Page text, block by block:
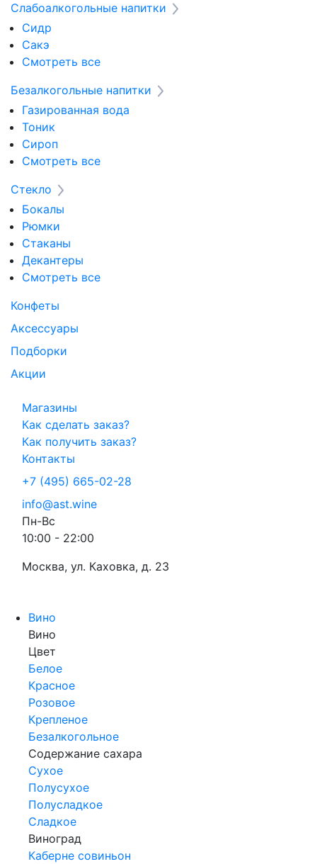
Слабоалкогольные напитки
Сидр
Сакэ
Смотреть все
Безалкогольные напитки
Газированная вода
Тоник
Сироп
Смотреть все
Стекло
Бокалы
Рюмки
Стаканы
Декантеры
Смотреть все
Конфеты
Аксессуары
Подборки
Акции
Магазины
Как сделать заказ?
Как получить заказ?
Контакты
+7 (495) 665-02-28
info@ast.wine
Пн-Вс
10:00 - 22:00
Москва, ул. Каховка, д. 23
Вино
Вино
Цвет
Белое
Красное
Розовое
Крепленое
Безалкогольное
Содержание сахара
Сухое
Полусухое
Полусладкое
Сладкое
Виноград
Каберне совиньон